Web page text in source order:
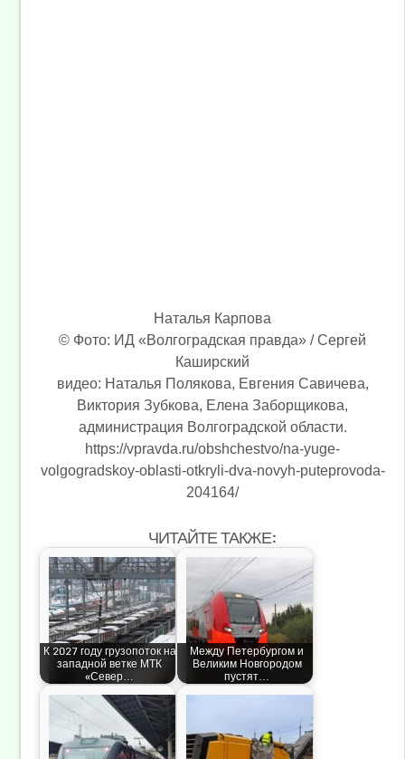
Наталья Карпова
© Фото: ИД «Волгоградская правда» / Сергей
Каширский
видео: Наталья Полякова, Евгения Савичева,
Виктория Зубкова, Елена Заборщикова,
администрация Волгоградской области.
https://vpravda.ru/obshchestvo/na-yuge-
volgogradskoy-oblasti-otkryli-dva-novyh-puteprovoda-
204164/
ЧИТАЙТЕ ТАКЖЕ:
К 2027 году грузопоток на
западной ветке МТК
«Север…
Между Петербургом и
Великим Новгородом
пустят…